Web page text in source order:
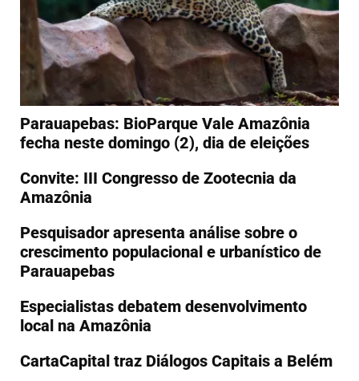
Parauapebas: BioParque Vale Amazônia
fecha neste domingo (2), dia de eleições
Convite: III Congresso de Zootecnia da
Amazônia
Pesquisador apresenta análise sobre o
crescimento populacional e urbanístico de
Parauapebas
Especialistas debatem desenvolvimento
local na Amazônia
CartaCapital traz Diálogos Capitais a Belém